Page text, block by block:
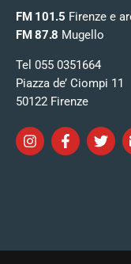
FM 101.5 Firenze e
FM 87.8 Mugello
Tel 055 0351664
Piazza de’ Ciompi 11
50122 Firenze